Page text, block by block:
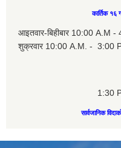
कार्तिक
आइतवार-बिहीबार 10:00 A.M -
शुक्रवार 10:00 A.M. - 3:00
1:30
सार्वजानिक